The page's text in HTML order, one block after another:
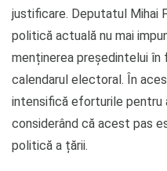
justificare. Deputatul Mihai
politică actuală nu mai
menținerea președintelui
calendarul electoral. În
intensifică eforturile pentru
considerând că acest pas
politică a țării.